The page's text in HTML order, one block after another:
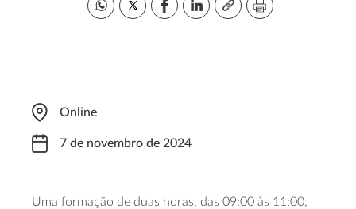
Online
7 de novembro de 2024
Uma formação de duas horas, das 09:00 às 11:00,